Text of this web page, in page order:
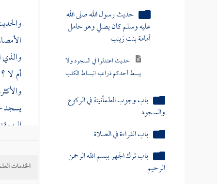
حديث رسول الله صلى الله
عليه وسلم كان يصلي وهو حامل
أمامة بنت زينب
حديث اعتدلوا في السجود ولا
يبسط أحدكم ذراعيه انبساط الكلب
باب وجوب الطمأنينة في الركوع
والسجود
باب القراءة في الصلاة
باب ترك الجهر ببسم الله الرحمن
الرحيم
والذي
أم لا
يسجد
إليه
وأماالخدمات